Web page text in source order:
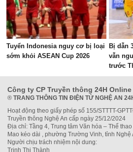
Tuyển Indonesia nguy cơ bị loại
sớm khỏi ASEAN Cup 2026
Bị dẫn
vẫn
trước
Công ty CP Truyền thông 24H Online
® TRANG THÔNG TIN ĐIỆN TỬ NGHỆ AN
Hoạt động theo giấy phép số 155/STTTT-
Truyền thông Nghệ An cấp ngày 25/12/2024
Địa chỉ: Tầng 4, Trung tâm Văn hóa – Thể
Mao kéo dài , phường Trường Vinh, tỉnh Nghệ
Người chịu trách nhiệm nội dung:
Trịnh Thị Thành